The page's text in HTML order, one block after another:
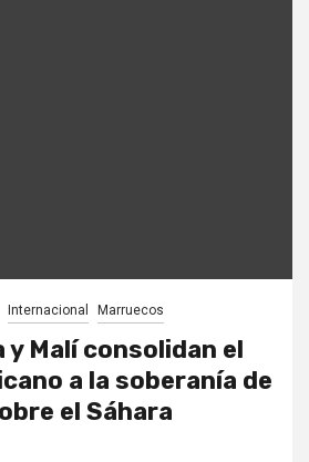
Internacional Marruecos
y Malí consolidan el
a la soberanía de
el Sáhara